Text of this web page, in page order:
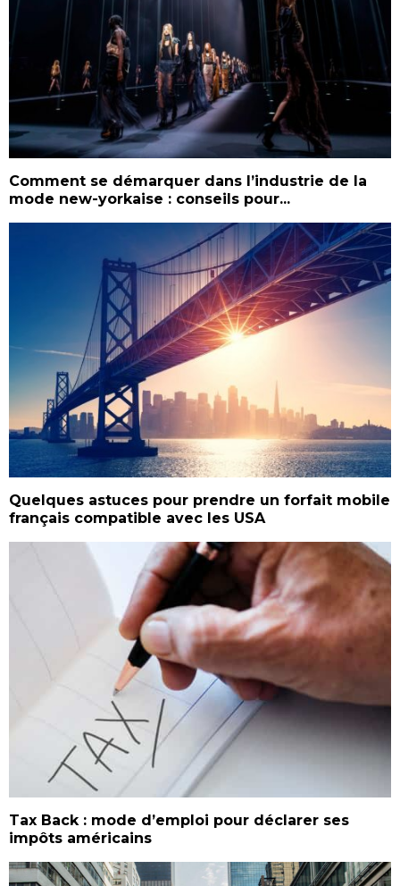
Comment se démarquer dans l’industrie de la
mode new-yorkaise : conseils pour...
Quelques astuces pour prendre un forfait mobile
français compatible avec les USA
Tax Back : mode d’emploi pour déclarer ses
impôts américains